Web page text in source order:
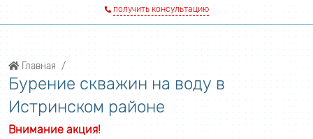
получить консультацию
Главная
Бурение скважин на воду в
Истринском районе
Внимание акция!